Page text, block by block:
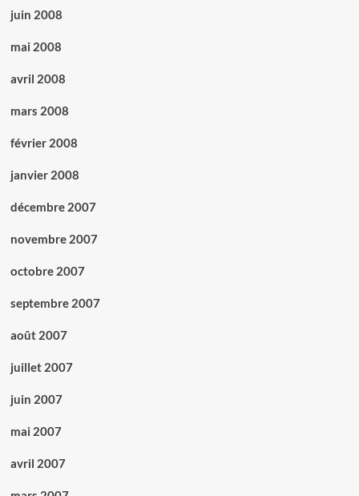
juin 2008
mai 2008
avril 2008
mars 2008
février 2008
janvier 2008
décembre 2007
novembre 2007
octobre 2007
septembre 2007
août 2007
juillet 2007
juin 2007
mai 2007
avril 2007